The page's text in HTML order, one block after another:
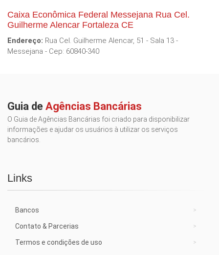
Caixa Econômica Federal Messejana Rua Cel.
Guilherme Alencar Fortaleza CE
Endereço: Rua Cel. Guilherme Alencar, 51 - Sala 13 -
Messejana - Cep: 60840-340
Guia de Agências Bancárias
O Guia de Agências Bancárias foi criado para disponibilizar
informações e ajudar os usuários à utilizar os serviços
bancários.
Links
Bancos
Contato & Parcerias
Termos e condições de uso